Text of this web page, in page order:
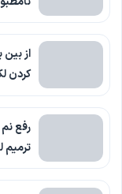
از
کردن
رفع
ترمیم